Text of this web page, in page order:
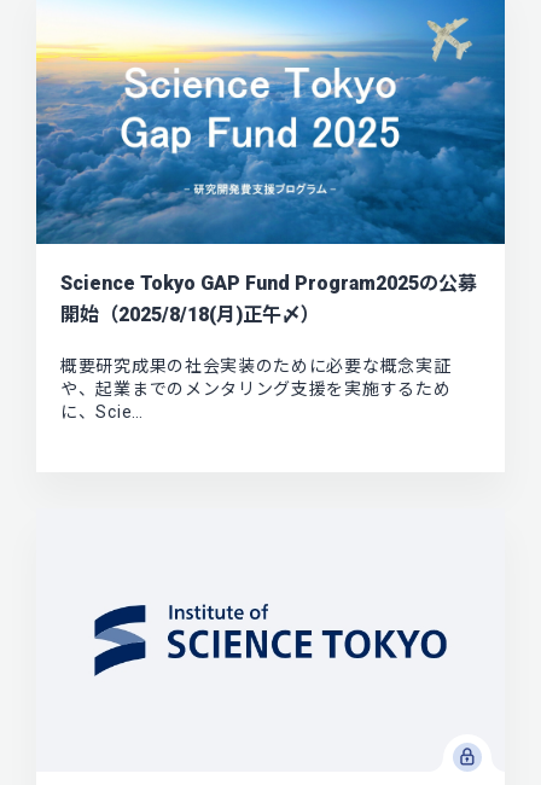
Science Tokyo GAP Fund Program2025の公募
開始（2025/8/18(月)正午〆）
概要研究成果の社会実装のために必要な概念実証
や、起業までのメンタリング支援を実施するため
に、Scie…